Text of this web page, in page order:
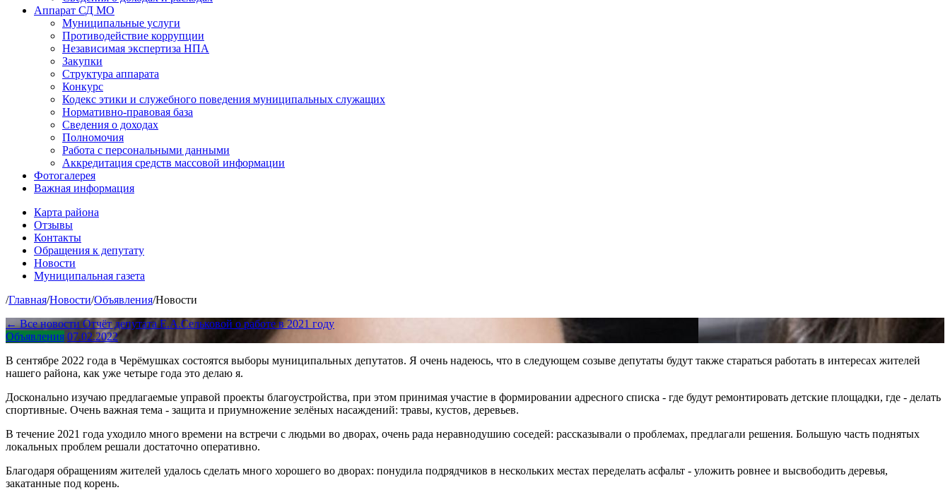
Аппарат СД МО
Муниципальные услуги
Противодействие коррупции
Независимая экспертиза НПА
Закупки
Структура аппарата
Конкурс
Кодекс этики и служебного поведения муниципальных служащих
Нормативно-правовая база
Сведения о доходах
Полномочия
Работа с персональными данными
Аккредитация средств массовой информации
Фотогалерея
Важная информация
Карта района
Отзывы
Контакты
Обращения к депутату
Новости
Муниципальная газета
/Главная/Новости/Объявления/Новости
← Все новостиОтчёт депутата Е.А.Сельковой о работе в 2021 году
Объявления 07.02.2022
В сентябре 2022 года в Черёмушках состоятся выборы муниципальных депутатов. Я очень надеюсь, что в следующем созыве депутаты будут также стараться работать в интересах жителей
нашего района, как уже четыре года это делаю я.
Досконально изучаю предлагаемые управой проекты благоустройства, при этом принимая участие в формировании адресного списка - где будут ремонтировать детские площадки, где - делать
спортивные. Очень важная тема - защита и приумножение зелёных насаждений: травы, кустов, деревьев.
В течение 2021 года уходило много времени на встречи с людьми во дворах, очень рада неравнодушию соседей: рассказывали о проблемах, предлагали решения. Большую часть поднятых
локальных проблем решали достаточно оперативно.
Благодаря обращениям жителей удалось сделать много хорошего во дворах: понудила подрядчиков в нескольких местах переделать асфальт - уложить ровнее и высвободить деревья,
закатанные под корень.